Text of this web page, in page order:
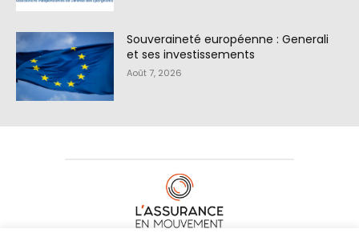
Souveraineté européenne : Generali
et ses investissements
Août 7, 2026